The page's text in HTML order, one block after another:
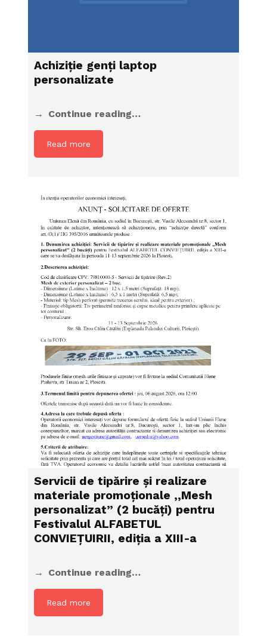
Achiziţie genți laptop
personalizate
Continue reading…
Read more
Servicii de tipărire şi realizare
materiale promoţionale ,,Mesh
personalizat” (2 bucăți) pentru
Festivalul ALFABETUL
CONVIEŢUIRII, ediţia a XIII-a
Continue reading…
Read more